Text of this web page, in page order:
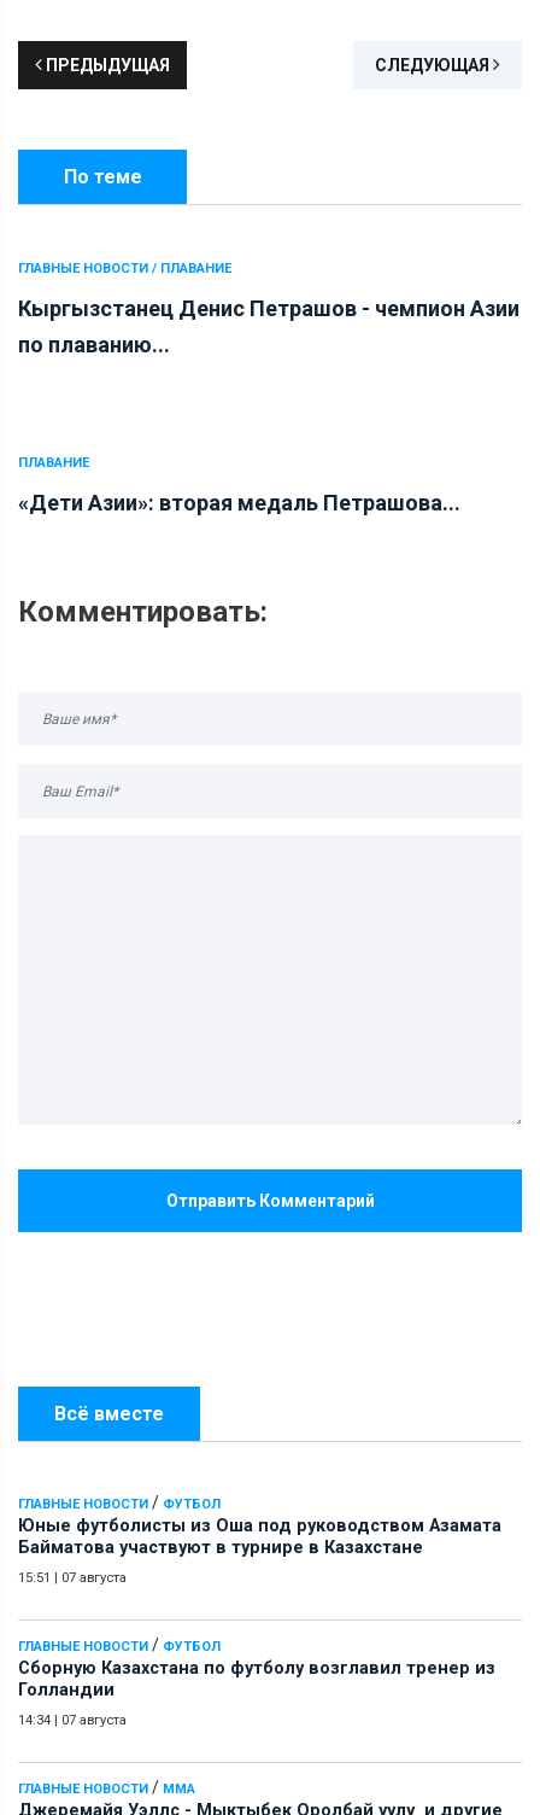
Всё вместе
ГЛАВНЫЕ НОВОСТИ / ФУТБОЛ
Юные футболисты из Оша под руководством Азамата
Байматова участвуют в турнире в Казахстане
15:51 07 августа
ГЛАВНЫЕ НОВОСТИ / ФУТБОЛ
Сборную Казахстана по футболу возглавил тренер из
Голландии
14:34 07 августа
ГЛАВНЫЕ НОВОСТИ / ММА
ПРЕДЫДУЩАЯ СЛЕДУЮЩАЯ
По теме
ГЛАВНЫЕ НОВОСТИ / ПЛАВАНИЕ
Кыргызстанец Денис Петрашов - чемпион Азии
по плаванию...
ПЛАВАНИЕ
«Дети Азии»: вторая медаль Петрашова...
Комментировать:
Отправить Комментарий